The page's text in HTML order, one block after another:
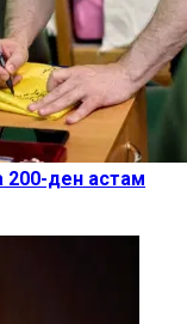
200-ден астам